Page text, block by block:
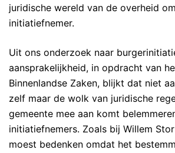
juridische wereld van de overheid
initiatiefnemer.
Uit ons onderzoek naar
aansprakelijkheid, in opdracht van
Binnenlandse Zaken, blijkt dat niet
zelf maar de wolk van juridische
gemeente mee aan komt
initiatiefnemers. Zoals bij Willem
moest bedenken omdat het